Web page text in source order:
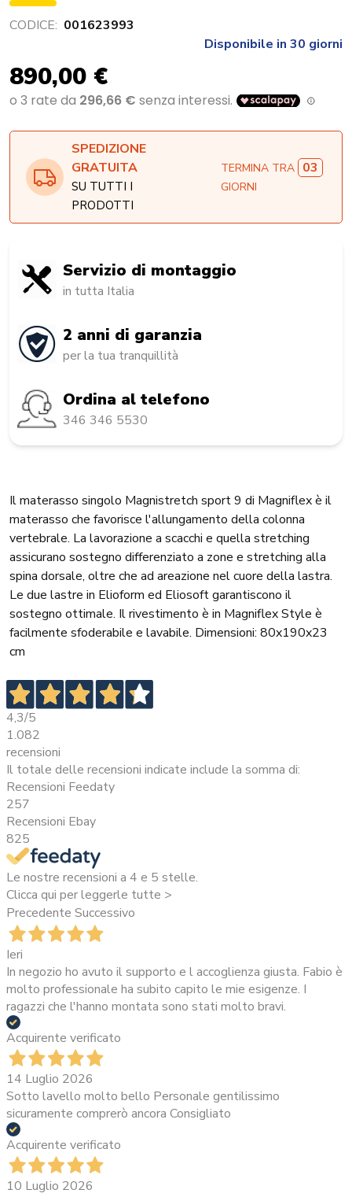
CODICE: 001623993
Disponibile in 30 giorni
890,00 €
SPEDIZIONE
GRATUITA
SU TUTTI I
PRODOTTI
TERMINA TRA 03
GIORNI
Servizio di montaggio
in tutta Italia
2 anni di garanzia
per la tua tranquillità
Ordina al telefono
346 346 5530
Il materasso singolo Magnistretch sport 9 di Magniflex è il
materasso che favorisce l'allungamento della colonna
vertebrale. La lavorazione a scacchi e quella stretching
assicurano sostegno differenziato a zone e stretching alla
spina dorsale, oltre che ad areazione nel cuore della lastra.
Le due lastre in Elioform ed Eliosoft garantiscono il
sostegno ottimale. Il rivestimento è in Magniflex Style è
facilmente sfoderabile e lavabile. Dimensioni: 80x190x23
cm
4,3/5
1.082
recensioni
Il totale delle recensioni indicate include la somma di:
Recensioni Feedaty
257
Recensioni Ebay
825
Le nostre recensioni a 4 e 5 stelle.
Clicca qui per leggerle tutte >
Precedente Successivo
Ieri
In negozio ho avuto il supporto e l accoglienza giusta. Fabio è
molto professionale ha subito capito le mie esigenze. I
ragazzi che l'hanno montata sono stati molto bravi.
Acquirente verificato
14 Luglio 2026
Sotto lavello molto bello Personale gentilissimo
sicuramente comprerò ancora Consigliato
Acquirente verificato
10 Luglio 2026